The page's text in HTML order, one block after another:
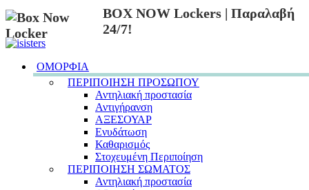
BOX NOW Lockers | Παραλαβή
24/7!
ΟΜΟΡΦΙΑ
ΠΕΡΙΠΟΙΗΣΗ ΠΡΟΣΩΠΟΥ
Αντηλιακή προστασία
Αντιγήρανση
ΑΞΕΣΟΥΑΡ
Ενυδάτωση
Καθαρισμός
Στοχευμένη Περιποίηση
ΠΕΡΙΠΟΙΗΣΗ ΣΩΜΑΤΟΣ
Αντηλιακή προστασία